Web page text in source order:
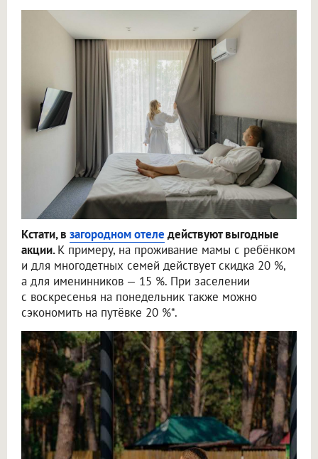
Кстати, в загородном отеле действуют выгодные
акции.К примеру, на проживание мамы с ребёнком
и для многодетных семей действует скидка 20 %,
а для именинников — 15 %. При заселении
с воскресенья на понедельник также можно
сэкономить на путёвке 20 %*.